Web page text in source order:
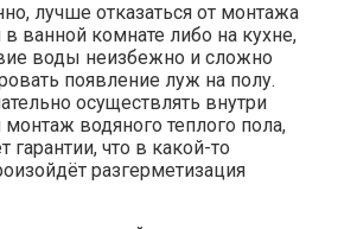
лучше отказаться от монтажа
в ванной комнате либо на кухне,
воды неизбежно и сложно
появление луж на полу.
осуществлять внутри
монтаж водяного теплого пола,
гарантии, что в какой-то
разгерметизация